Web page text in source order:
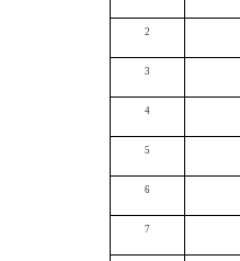
2
3
4
5
6
7